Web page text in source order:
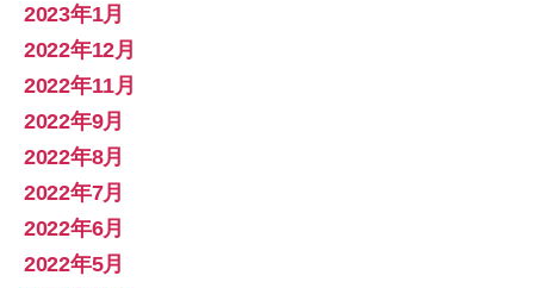
2023年1月
2022年12月
2022年11月
2022年9月
2022年8月
2022年7月
2022年6月
2022年5月